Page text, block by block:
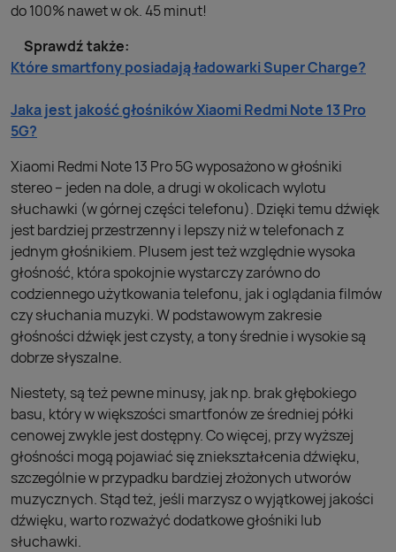
do 100% nawet w ok. 45 minut!
Sprawdź także:
Które smartfony posiadają ładowarki Super Charge?
Jaka jest jakość głośników Xiaomi Redmi Note 13 Pro
5G?
Xiaomi Redmi Note 13 Pro 5G wyposażono w głośniki
stereo – jeden na dole, a drugi w okolicach wylotu
słuchawki (w górnej części telefonu). Dzięki temu dźwięk
jest bardziej przestrzenny i lepszy niż w telefonach z
jednym głośnikiem. Plusem jest też względnie wysoka
głośność, która spokojnie wystarczy zarówno do
codziennego użytkowania telefonu, jak i oglądania filmów
czy słuchania muzyki. W podstawowym zakresie
głośności dźwięk jest czysty, a tony średnie i wysokie są
dobrze słyszalne.
Niestety, są też pewne minusy, jak np. brak głębokiego
basu, który w większości smartfonów ze średniej półki
cenowej zwykle jest dostępny. Co więcej, przy wyższej
głośności mogą pojawiać się zniekształcenia dźwięku,
szczególnie w przypadku bardziej złożonych utworów
muzycznych. Stąd też, jeśli marzysz o wyjątkowej jakości
dźwięku, warto rozważyć dodatkowe głośniki lub
słuchawki.